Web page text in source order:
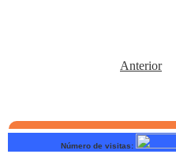
Anterior
Número de visitas: